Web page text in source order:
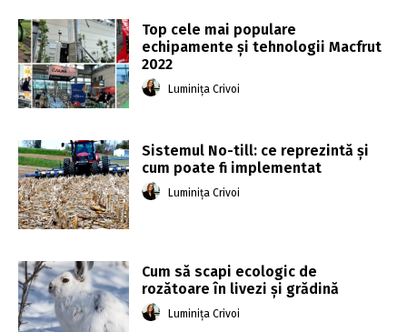
Top cele mai populare
echipamente și tehnologii Macfrut
2022
Luminița Crivoi
Sistemul No-till: ce reprezintă și
cum poate fi implementat
Luminița Crivoi
Cum să scapi ecologic de
rozătoare în livezi și grădină
Luminița Crivoi